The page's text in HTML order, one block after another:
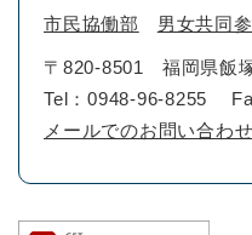
市民協働部 男女共同
〒820-8501
福岡県飯
Tel：0948-96-8255
メールでのお問い合わ